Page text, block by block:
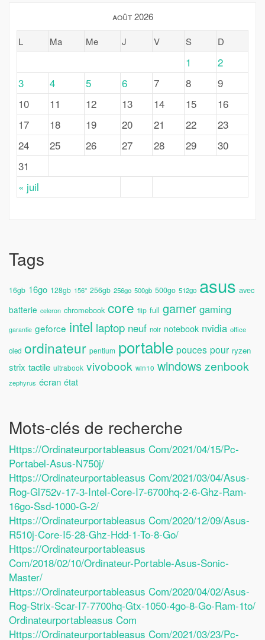
août 2026
L
Ma Me J V S D
« juil
1
2
3
4 5 6 7 8
9
10
11 12 13 14 15
16
17
18 19 20 21 22
23
24
25 26 27 28 29
30
31
Tags
16gb 16go 128gb 156'' 256gb 256go 500gb 500go 512go asus avec
batterie celeron chromebook core flip full gamer gaming
garantie geforce intel laptop neuf noir notebook nvidia office
oled ordinateur pentium portable pouces pour ryzen
strix tactile ultrabook vivobook win10 windows zenbook
zephyrus écran état
Mots-clés de recherche
Https://ordinateurportableasus Com/2021/04/15/pc-
Portabel-Asus-N750j/
Https://ordinateurportableasus Com/2021/03/04/asus-
Rog-Gl752v-17-3-Intel-Core-I7-6700hq-2-6-Ghz-Ram-
16go-Ssd-1000-G-2/
Https://ordinateurportableasus Com/2020/12/09/asus-
R510j-Core-I5-28-Ghz-Hdd-1-To-8-Go/
Https://ordinateurportableasus
Com/2018/02/10/ordinateur-Portable-Asus-Sonic-
Master/
Https://ordinateurportableasus Com/2020/04/02/asus-
Rog-Strix-Scar-I7-7700hq-Gtx-1050-4go-8-Go-Ram-1to/
Ordinateurportableasus Com
Https://ordinateurportableasus Com/2021/03/23/pc-